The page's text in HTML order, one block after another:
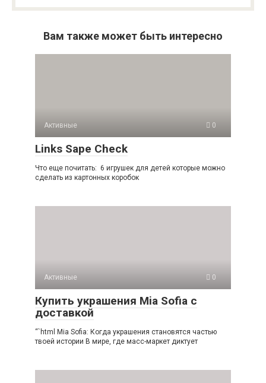
Вам также может быть интересно
Активные 0
Links Sape Check
Что еще почитать: 6 игрушек для детей которые можно
сделать из картонных коробок
Активные 0
Купить украшения Mia Sofia с
доставкой
“`html Mia Sofia: Когда украшения становятся частью
твоей истории В мире, где масс-маркет диктует